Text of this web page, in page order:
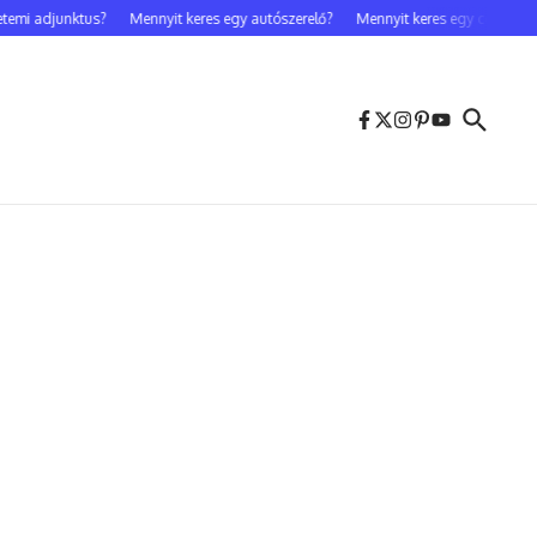
adjunktus? Mennyit keres egy autószerelő? Mennyit keres egy celebfotós?